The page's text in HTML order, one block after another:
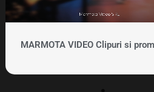
MARMOTA VIDEO Clipuri si